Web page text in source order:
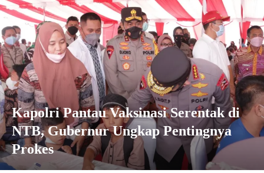
Kapolri Pantau Vaksinasi Serentak di
NTB, Gubernur Ungkap Pentingnya
Prokes